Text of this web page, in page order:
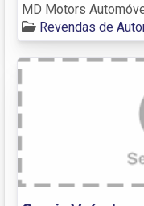
MD Motors
Revendas de